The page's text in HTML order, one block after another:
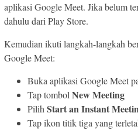
aplikasi Google Meet. Jika belum
dahulu dari Play Store.
Kemudian ikuti langkah-langkah
Google Meet:
Buka aplikasi Google Meet
Tap tombolNew Meeting
PilihStart an Instant
Tap ikon titik tiga yang